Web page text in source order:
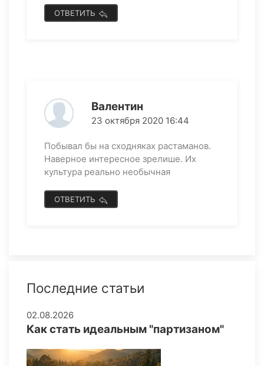
ОТВЕТИТЬ
Валентин
23 октября 2020 16:44
Побывал бы на сходняках растаманов.
Наверное интересное зрелише. Их
культура реально необычная
ОТВЕТИТЬ
Последние статьи
02.08.2026
Как стать идеальным "партизаном"